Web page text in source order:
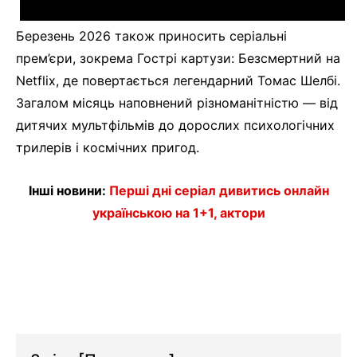
Березень 2026 також приносить серіальні
прем’єри, зокрема Гострі картузи: Безсмертний на
Netflix, де повертається легендарний Томас Шелбі.
Загалом місяць наповнений різноманітністю — від
дитячих мультфільмів до дорослих психологічних
трилерів і космічних пригод.
Інші новини: Перші дні серіал дивитись онлайн
українською на 1+1, актори